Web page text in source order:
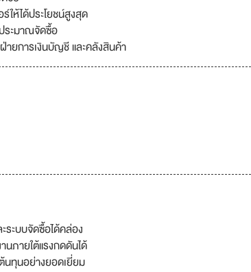
ให้ได้ประโยชน์สูงสุด
ระมาณจัดซื้อ
ายการเงินบัญชี และคลังสินค้า
ระบบจัดซื้อได้คล่อง
นภายใต้แรงกดดันได้
นทุนอย่างยอดเยี่ยม